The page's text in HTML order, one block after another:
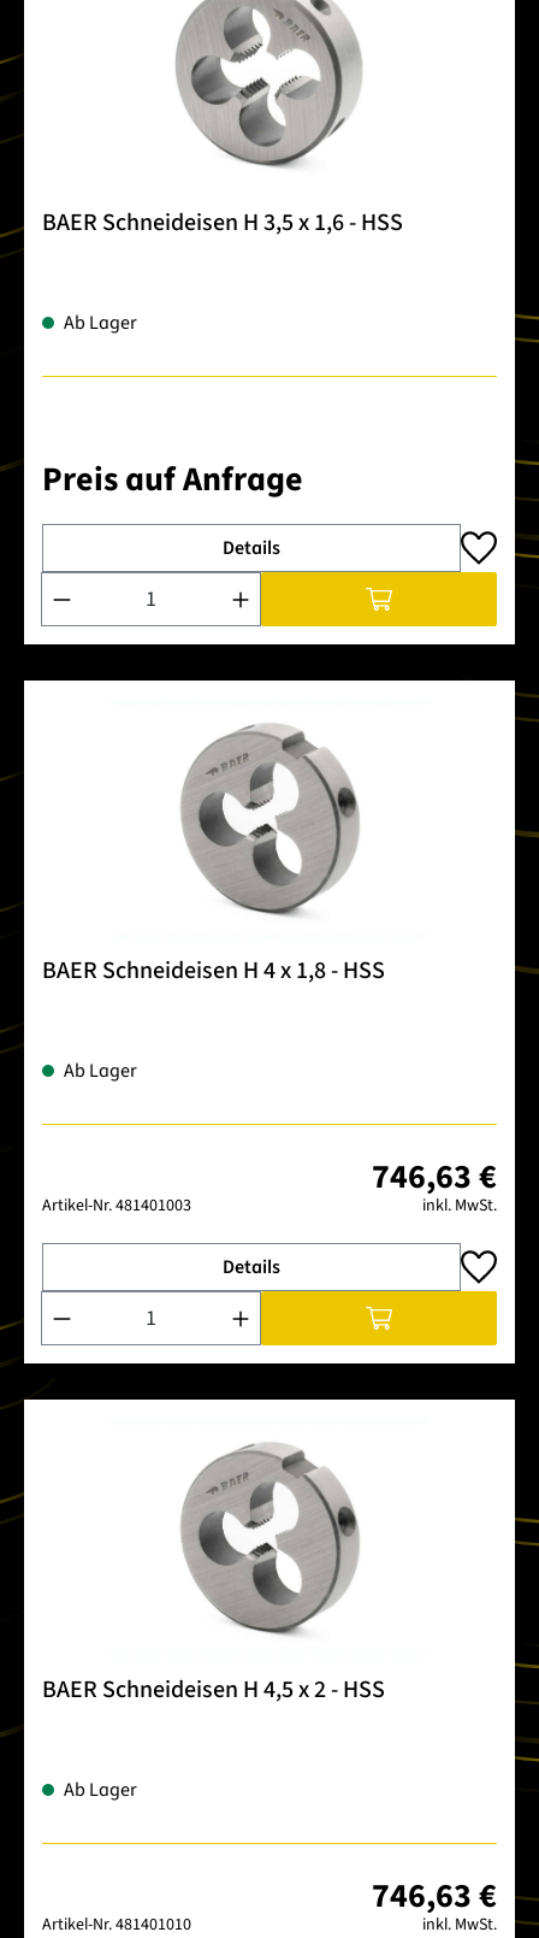
BAER Schneideisen H 3,5 x 1,6 - HSS
Ab Lager
Preis auf Anfrage
Details
Produkt Anzahl: Gib den gewünschten Wert ein oder
BAER Schneideisen H 4 x 1,8 - HSS
Ab Lager
Artikel-Nr.481401003
746,63 €
inkl. MwSt.
Details
Produkt Anzahl: Gib den gewünschten Wert ein oder
BAER Schneideisen H 4,5 x 2 - HSS
Ab Lager
Artikel-Nr.481401010
746,63 €
inkl. MwSt.